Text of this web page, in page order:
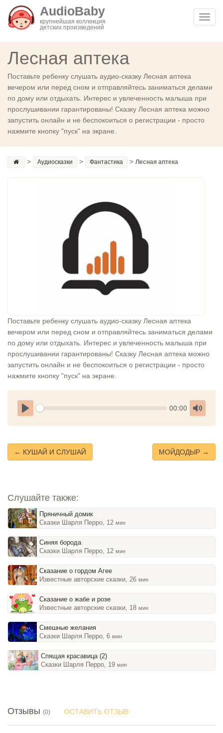
AudioBaby
крупнейшая коллекция
детских произведений
Лесная аптека
Поставьте ребенку слушать аудио-сказку Лесная аптека
вечером или перед сном и отправляйтесь заниматься делами
по дому или отдыхать. Интерес и увлеченность малыша при
прослушивании гарантированы! Сказку Лесная аптека можно
запустить онлайн и не беспокоиться о регистрации - просто
нажмите кнопку "пуск" на экране.
> Аудиосказки > Фантастика > Лесная аптека
Поставьте ребенку слушать аудио-сказку Лесная аптека
вечером или перед сном и отправляйтесь заниматься делами
по дому или отдыхать. Интерес и увлеченность малыша при
прослушивании гарантированы! Сказку Лесная аптека можно
запустить онлайн и не беспокоиться о регистрации - просто
нажмите кнопку "пуск" на экране.
Play
Current
00:00
Toggle
← КУШАЙ И СЛУШАЙ МОЙДОДЫР →
Слушайте также:
Пряничный домик
Сказки Шарля Перро, 12 мин
Синяя борода
Сказки Шарля Перро, 12 мин
Сказание о гордом Агее
Известные авторские сказки, 26 мин
Сказание о жабе и розе
Известные авторские сказки, 18 мин
Смешные желания
Сказки Шарля Перро, 6 мин
Спящая красавица (2)
Сказки Шарля Перро, 19 мин
Отзывы (0) ОСТАВИТЬ ОТЗЫВ